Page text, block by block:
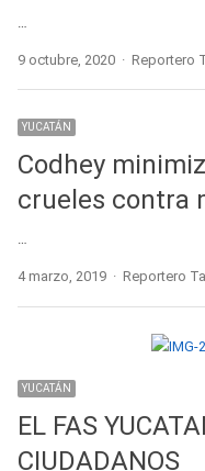
9 octubre, 2020 Author
Reportero
YUCATÁN
Codhey
crueles contra
…
4 marzo, 2019 Author
Reportero
YUCATÁN
EL FAS
CIUDADANOS